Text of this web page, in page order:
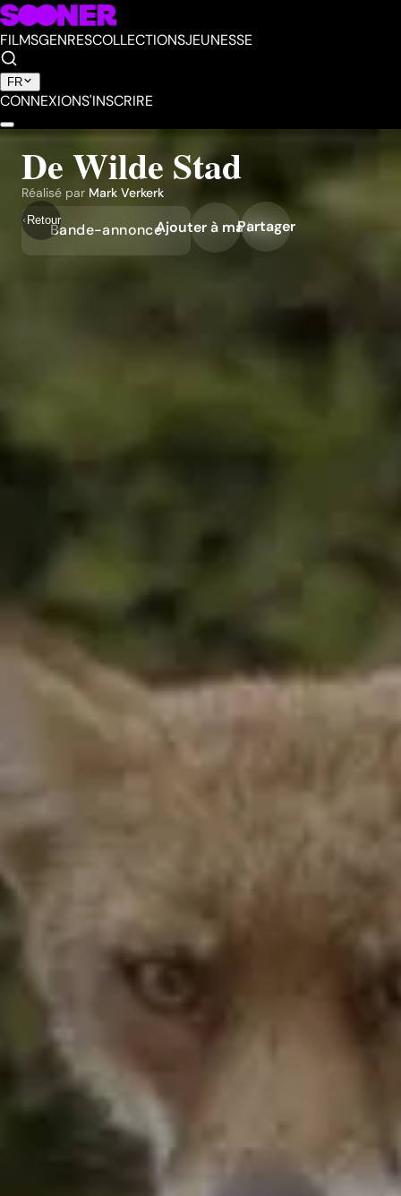
FILMSGENRESCOLLECTIONSJEUNESSE
FR
CONNEXIONS'INSCRIRE
Retour
De Wilde Stad
Réalisé par Mark Verkerk
Bande-annonceAjouter à ma liste
Partager